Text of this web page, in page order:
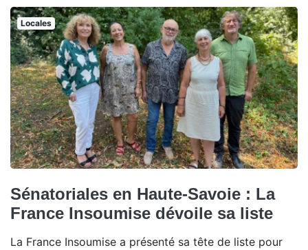
Locales
Sénatoriales en Haute-Savoie : La
France Insoumise dévoile sa liste
La France Insoumise a présenté sa tête de liste pour